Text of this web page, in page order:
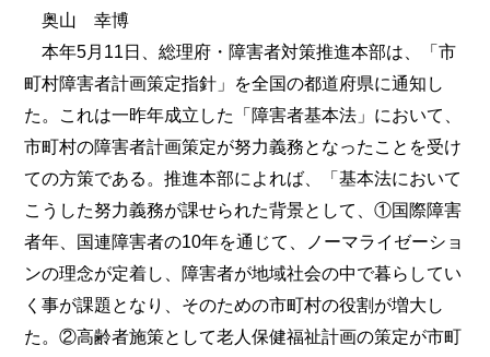
奥山 幸博
本年5月11日、総理府・障害者対策推進本部は、「市
町村障害者計画策定指針」を全国の都道府県に通知し
た。これは一昨年成立した「障害者基本法」において、
市町村の障害者計画策定が努力義務となったことを受け
ての方策である。推進本部によれば、「基本法において
こうした努力義務が課せられた背景として、①国際障害
者年、国連障害者の10年を通じて、ノーマライゼーショ
ンの理念が定着し、障害者が地域社会の中で暮らしてい
く事が課題となり、そのための市町村の役割が増大し
た。②高齢者施策として老人保健福祉計画の策定が市町